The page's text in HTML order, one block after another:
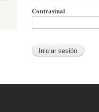
Contrasinal